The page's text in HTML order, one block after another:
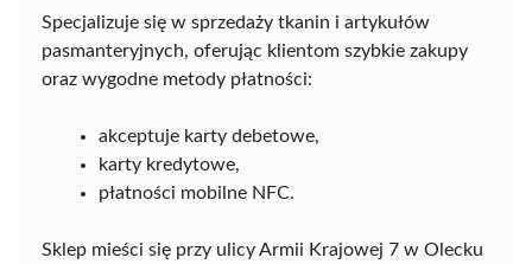
Specjalizuje się w sprzedaży tkanin i artykułów
pasmanteryjnych, oferując klientom szybkie zakupy
oraz wygodne metody płatności:
akceptuje karty debetowe,
karty kredytowe,
płatności mobilne NFC.
Sklep mieści się przy ulicy Armii Krajowej 7 w Olecku